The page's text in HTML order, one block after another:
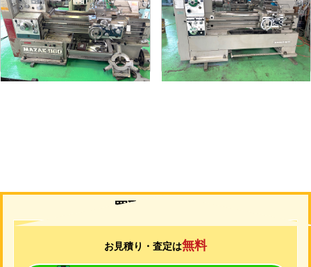
メーカー マザック
形 式MK-860S
年 式1989
メーカー 山崎
形 式MAZAK-ACE-1000
年 式1976
買取について
お見積り・査定は無料